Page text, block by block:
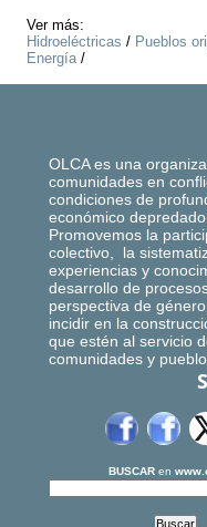
Ver más:
Hidroeléctricas / Pueblos
Energía/
OLCA es una
comunidades en
condiciones de
económico
Promovemos la
colectivo, la
experiencias y
desarrollo de
perspectiva de
incidir en la
que estén al servicio
comunidades y
BUSCAR en